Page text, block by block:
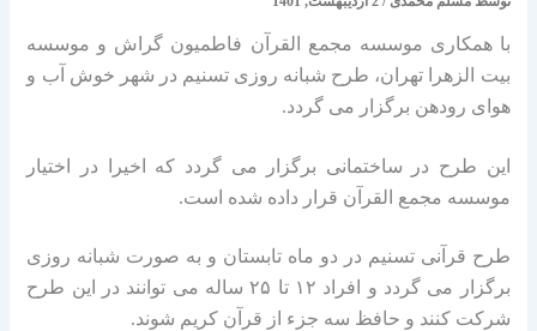
با همکاری موسسه مجمع القرآن فاطمیون گراش و موسسه
بیت الزهرا تهران، طرح شبانه روزی تسنیم در شهر خوش آب و
هوای رودهن برگزار می گردد.
این طرح در ساختمانی برگزار می گردد که اخیرا در اختیار
موسسه مجمع القرآن قرار داده شده است.
طرح قرآنی تسنیم در دو ماه تابستان و به صورت شبانه روزی
برگزار می گردد و افراد ۱۲ تا ۲۵ ساله می توانند در این طرح
شرکت کنند و حافظ سه جزء از قرآن کریم شوند.